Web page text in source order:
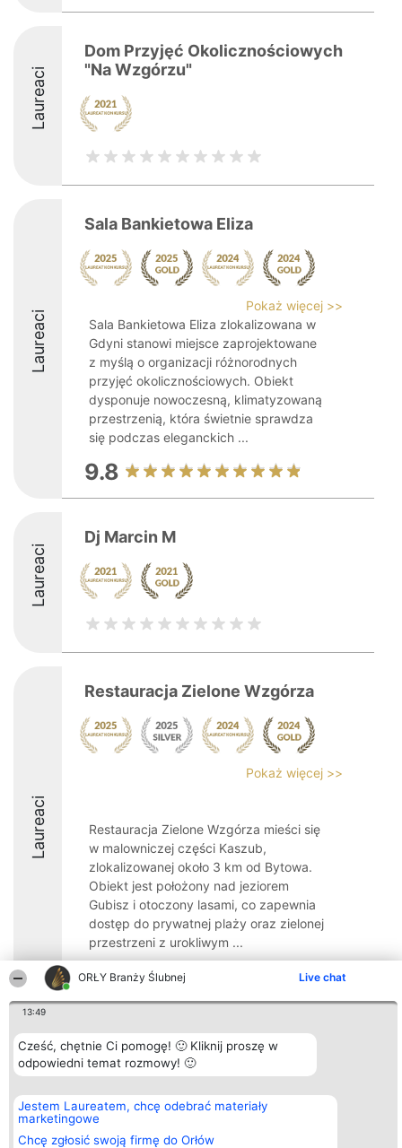
ORŁY Branży Ślubnej Live chat
13:49
Cześć, chętnie Ci pomogę! 🙂 Kliknij proszę w
odpowiedni temat rozmowy! 🙂
Jestem Laureatem, chcę odebrać materiały
marketingowe
Chcę zgłosić swoją firmę do Orłów
Laureaci
Dom Przyjęć Okolicznościowych
"Na Wzgórzu"
Laureaci
Sala Bankietowa Eliza
Pokaż więcej >>
Sala Bankietowa Eliza zlokalizowana w
Gdyni stanowi miejsce zaprojektowane
z myślą o organizacji różnorodnych
przyjęć okolicznościowych. Obiekt
dysponuje nowoczesną, klimatyzowaną
przestrzenią, która świetnie sprawdza
się podczas eleganckich ...
9.8
Laureaci
Dj Marcin M
Laureaci
Restauracja Zielone Wzgórza
Pokaż więcej >>
Restauracja Zielone Wzgórza mieści się
w malowniczej części Kaszub,
zlokalizowanej około 3 km od Bytowa.
Obiekt jest położony nad jeziorem
Gubisz i otoczony lasami, co zapewnia
dostęp do prywatnej plaży oraz zielonej
przestrzeni z urokliwym ...
9.3
Organizator plebiscytu
Bright Side Solutions sp. z o.
o. sp. k.
ul. Ruska 22
KRS 0000749100 | Regon
381313360 | NIP 8943132676
Plebiscyt
Laureaci
Lista
wszystkich
Zasady
Polityka
Kontakt